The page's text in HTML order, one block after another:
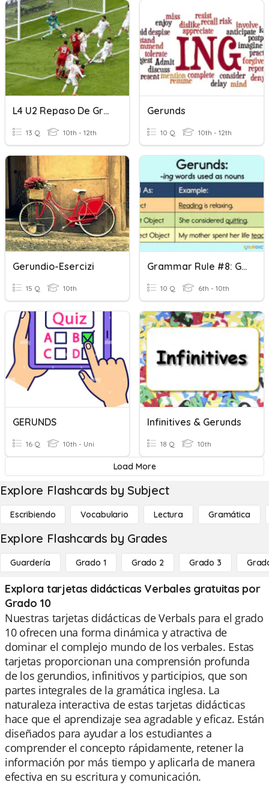
L4 U2 Repaso De Gramatica
13 Q 10th - 12th
Gerunds
10 Q 10th - 12th
Gerundio-Esercizi
15 Q 10th
Grammar Rule #8: Gerunds
10 Q 6th - 10th
GERUNDS
16 Q 10th - Uni
Infinitives & Gerunds
18 Q 10th
Load More
Explore Flashcards by Subject
Escribiendo Vocabulario Lectura Gramática
Explore Flashcards by Grades
Guardería Grado 1 Grado 2 Grado 3
Explora tarjetas didácticas Verbales gratuitas por
Grado 10
Nuestras tarjetas didácticas de Verbals para el grado
10 ofrecen una forma dinámica y atractiva de
dominar el complejo mundo de los verbales. Estas
tarjetas proporcionan una comprensión profunda
de los gerundios, infinitivos y participios, que son
partes integrales de la gramática inglesa. La
naturaleza interactiva de estas tarjetas didácticas
hace que el aprendizaje sea agradable y eficaz. Están
diseñados para ayudar a los estudiantes a
comprender el concepto rápidamente, retener la
información por más tiempo y aplicarla de manera
efectiva en su escritura y comunicación.